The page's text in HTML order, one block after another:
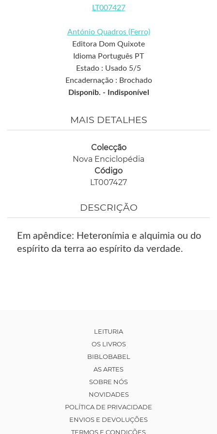
LT007427
António Quadros (Ferro)
Editora Dom Quixote
Idioma Português PT
Estado : Usado 5/5
Encadernação : Brochado
Disponib. -
Indisponível
MAIS DETALHES
Colecção
Nova Enciclopédia
Código
LT007427
DESCRIÇÃO
Em apêndice: Heteronímia e alquimia ou do
espírito da terra ao espírito da verdade.
LEITURIA
OS LIVROS
BIBLOBABEL
AS ARTES
SOBRE NÓS
NOVIDADES
POLÍTICA DE PRIVACIDADE
ENVIOS E DEVOLUÇÕES
TERMOS E CONDIÇÕES